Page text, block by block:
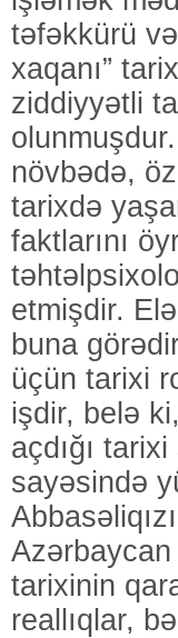
təfəkkürü
xaqanı”
ziddiyyətli
növbədə,
tarixdə
faktlarını
etmişdir. Elə
buna
üçün tarixi
işdir, belə
açdığı
sayəsində
Azərbaycan
tarixinin
reallıqlar,